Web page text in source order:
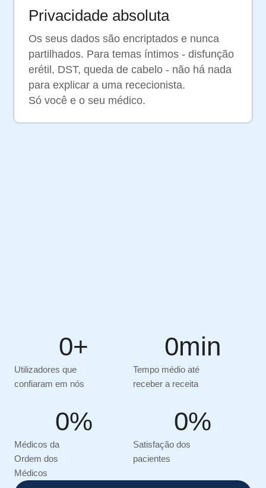
Privacidade absoluta
Os seus dados são encriptados e nunca
partilhados. Para temas íntimos - disfunção
erétil, DST, queda de cabelo - não há nada
para explicar a uma rececionista.
Só você e o seu médico.
0+
Utilizadores que
confiaram em nós
0min
Tempo médio até
receber a receita
0%
Médicos da
Ordem dos
Médicos
0%
Satisfação dos
pacientes